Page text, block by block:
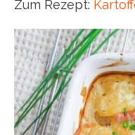
Zum Rezept: